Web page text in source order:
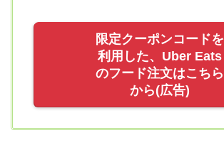
限定クーポンコードを
利用した、Uber Eats
のフード注文はこちら
から(広告)